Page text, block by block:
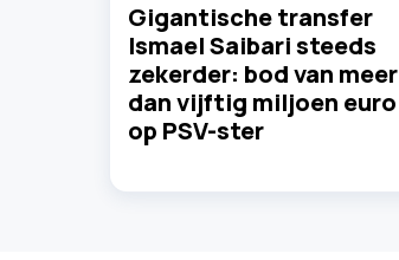
Gigantische transfer
Ismael Saibari steeds
zekerder: bod van meer
dan vijftig miljoen euro
op PSV-ster